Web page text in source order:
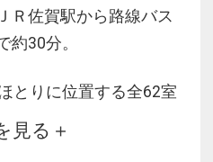
ＪＲ佐賀駅から路線バス
約30分。
とりに位置する全62室
がご提供するのは、た
見る